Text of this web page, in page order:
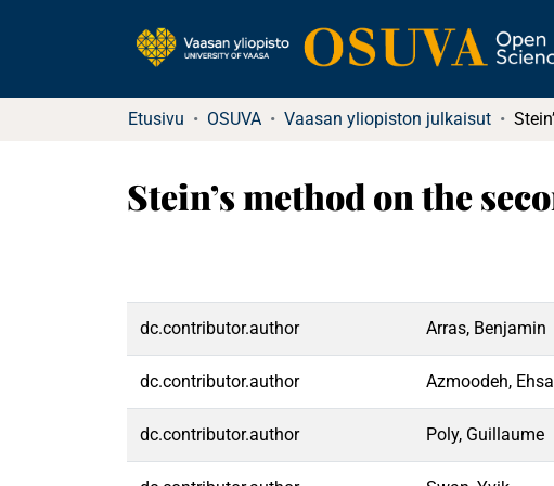
Etusivu OSUVA Vaasan yliopiston julkaisut
Stein’s method on the
dc.contributor.author Arras, Benjamin
dc.contributor.author Azmoodeh,
dc.contributor.author Poly, Guillaume